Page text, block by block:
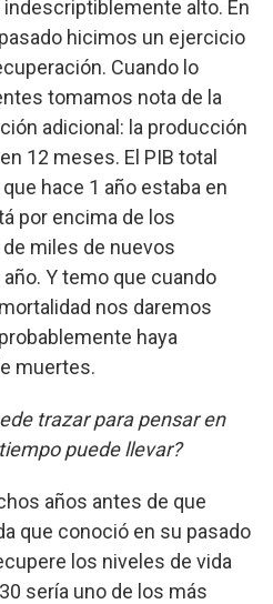
alto. En
hicimos un ejercicio
Cuando lo
tomamos nota de la
adicional: la producción
12 meses. El PIB total
hace 1 año estaba en
por encima de los
miles de nuevos
Y temo que cuando
nos daremos
haya
muertes.
trazar para pensar en
puede llevar?
años antes de que
que conoció en su pasado
los niveles de vida
sería uno de los más